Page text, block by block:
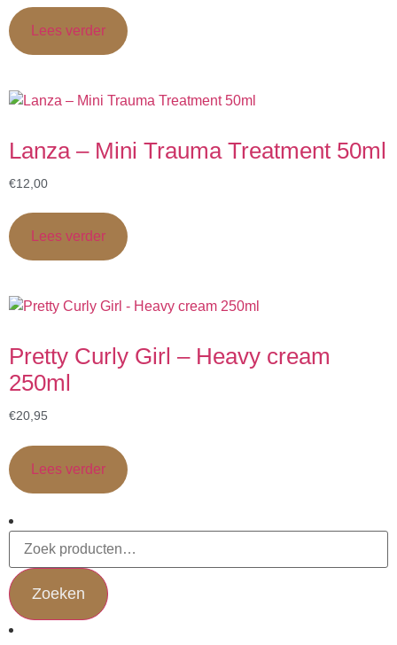
Zoeken
Lees verder
Lanza – Mini Trauma Treatment 50ml
€12,00
Lees verder
Pretty Curly Girl – Heavy cream
250ml
€20,95
Lees verder